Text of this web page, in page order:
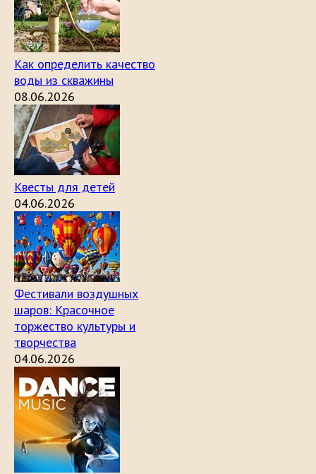
Как определить качество
воды из скважины
08.06.2026
Квесты для детей
04.06.2026
Фестивали воздушных
шаров: Красочное
торжество культуры и
творчества
04.06.2026